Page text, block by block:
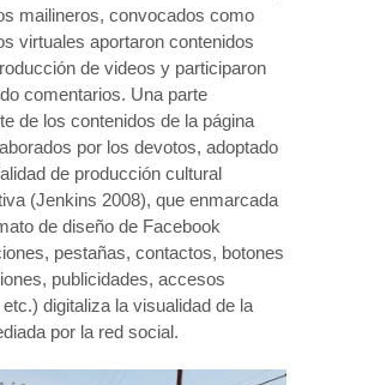
mailineros, convocados como
virtuales aportaron contenidos
de videos y participaron
comentarios. Una parte
de los contenidos de la página
por los devotos, adoptado
de producción cultural
(Jenkins 2008), que enmarcada
de diseño de Facebook
pestañas, contactos, botones
publicidades, accesos
digitaliza la visualidad de la
por la red social.